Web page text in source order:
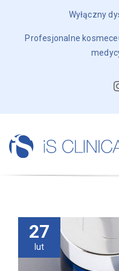
Wyłączny
Profesjonalne
27
lut